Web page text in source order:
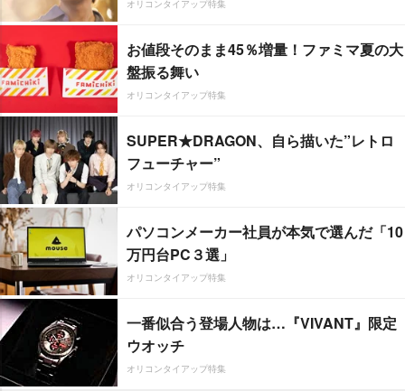
オリコンタイアップ特集
お値段そのまま45％増量！ファミマ夏の大
盤振る舞い
オリコンタイアップ特集
SUPER★DRAGON、自ら描いた”レトロ
フューチャー”
オリコンタイアップ特集
パソコンメーカー社員が本気で選んだ「10
万円台PC３選」
オリコンタイアップ特集
一番似合う登場人物は…『VIVANT』限定
ウオッチ
オリコンタイアップ特集